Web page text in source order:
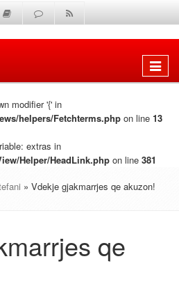
Shfaq
modifier '{' in
helpers/Fetchterms.php on line 13
extras in
Helper/HeadLink.php on line 381
» Vdekje gjakmarrjes qe akuzon!
qe